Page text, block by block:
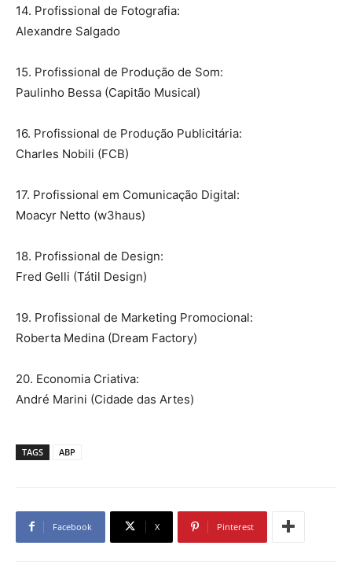
14. Profissional de Fotografia:
Alexandre Salgado
15. Profissional de Produção de Som:
Paulinho Bessa (Capitão Musical)
16. Profissional de Produção Publicitária:
Charles Nobili (FCB)
17. Profissional em Comunicação Digital:
Moacyr Netto (w3haus)
18. Profissional de Design:
Fred Gelli (Tátil Design)
19. Profissional de Marketing Promocional:
Roberta Medina (Dream Factory)
20. Economia Criativa:
André Marini (Cidade das Artes)
TAGS ABP
Facebook X Pinterest